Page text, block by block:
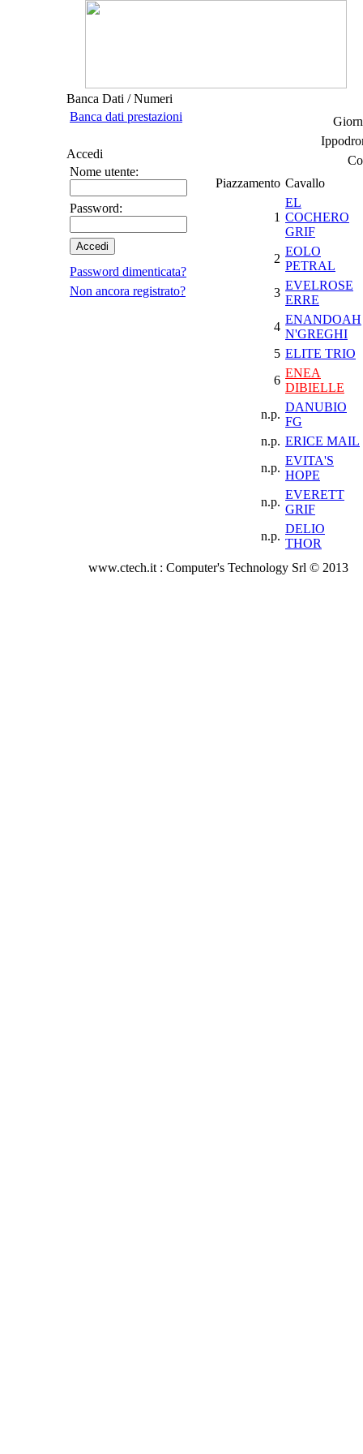
Banca Dati / Numeri
Banca dati prestazioni
Accedi
Nome utente:
Password:
Password dimenticata?
Non ancora registrato?
Piazzamento Cavallo
1
EL
COCHERO
GRIF
2
EOLO
PETRAL
3
EVELROSE
ERRE
4
ENANDOAH
N'GREGHI
5 ELITE TRIO
6
ENEA
DIBIELLE
n.p.
DANUBIO
FG
n.p. ERICE MAIL
n.p.
EVITA'S
HOPE
n.p.
EVERETT
GRIF
n.p.
DELIO
THOR
www.ctech.it : Computer's Technology Srl © 2013